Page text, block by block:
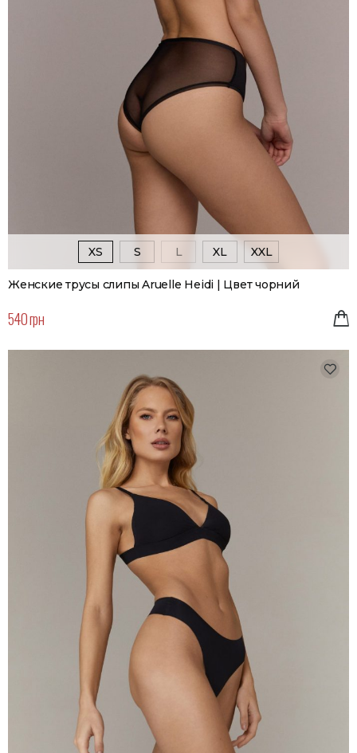
XS S L XL XXL
Женские трусы слипы Aruelle Heidi | Цвет чорний
540 грн